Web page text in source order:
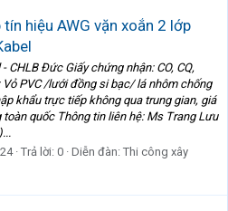
tín hiệu AWG vặn xoắn 2 lớp
CHLB Đức Giấy chứng nhận: CO, CQ,
Vỏ PVC /lưới đồng si bạc/ lá nhôm chống
khẩu trực tiếp không qua trung gian, giá
quốc Thông tin liên hệ: Ms Trang Lưu
Trả lời: 0 Diễn đàn: Thi công xây